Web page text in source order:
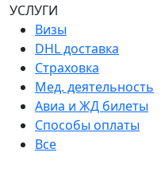
УСЛУГИ
Визы
DHL доставка
Страховка
Мед. деятельность
Авиа и ЖД билеты
Способы оплаты
Все